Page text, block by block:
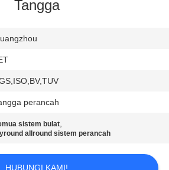
Tangga
perancah
sistem bulat,
allround sistem perancah
HUBUNGI KAMI!